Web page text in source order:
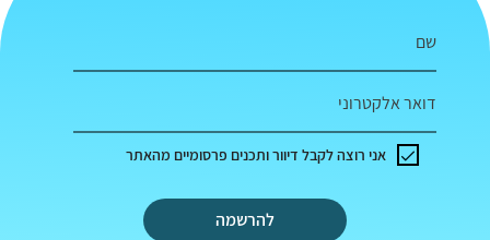
שם
דואר אלקטרוני
להרשמה
אני רוצה לקבל דיוור ותכנים פרסומיים מהאתר